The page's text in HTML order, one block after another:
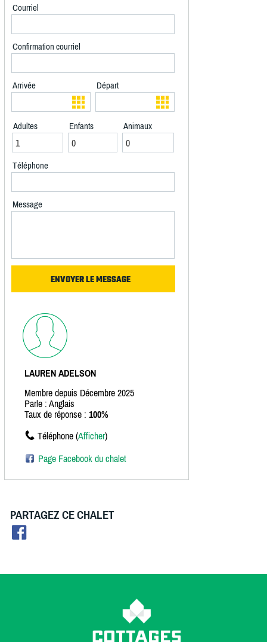
Courriel
Confirmation courriel
Arrivée Départ
Adultes Enfants Animaux
Téléphone
Message
LAUREN ADELSON
Membre depuis Décembre 2025
Parle : Anglais
Taux de réponse : 100%
Téléphone (Afficher)
Page Facebook du chalet
PARTAGEZ CE CHALET